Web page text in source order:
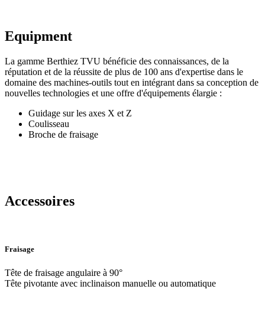
Equipment
La gamme Berthiez TVU bénéficie des connaissances, de la
réputation et de la réussite de plus de 100 ans d'expertise dans le
domaine des machines-outils tout en intégrant dans sa conception de
nouvelles technologies et une offre d'équipements élargie :
Guidage sur les axes X et Z
Coulisseau
Broche de fraisage
Accessoires
Fraisage
Tête de fraisage angulaire à 90°
Tête pivotante avec inclinaison manuelle ou automatique